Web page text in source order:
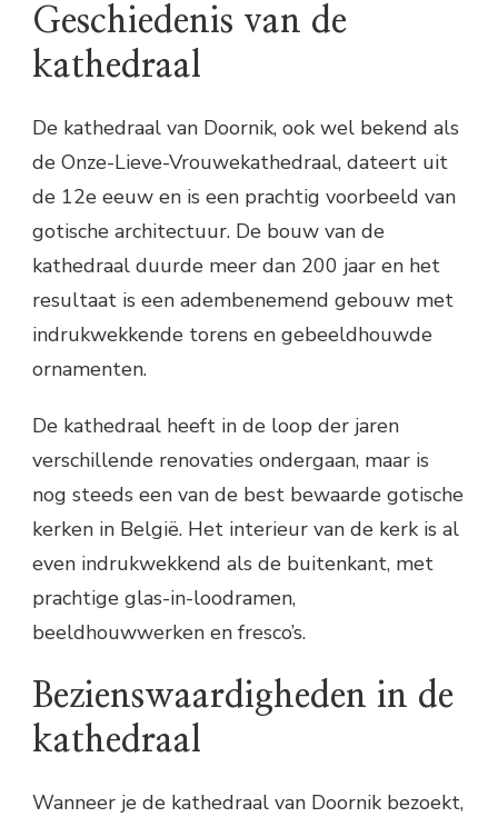
Bezienswaardigheden in de kathedraal
Praktische informatie
Geschiedenis van de
kathedraal
De kathedraal van Doornik, ook wel bekend als
de Onze-Lieve-Vrouwekathedraal, dateert uit
de 12e eeuw en is een prachtig voorbeeld van
gotische architectuur. De bouw van de
kathedraal duurde meer dan 200 jaar en het
resultaat is een adembenemend gebouw met
indrukwekkende torens en gebeeldhouwde
ornamenten.
De kathedraal heeft in de loop der jaren
verschillende renovaties ondergaan, maar is
nog steeds een van de best bewaarde gotische
kerken in België. Het interieur van de kerk is al
even indrukwekkend als de buitenkant, met
prachtige glas-in-loodramen,
beeldhouwwerken en fresco’s.
Bezienswaardigheden in de
kathedraal
Wanneer je de kathedraal van Doornik bezoekt,